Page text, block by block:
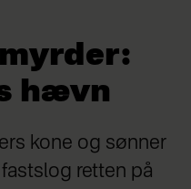
hævn
kone og sønner
retten på